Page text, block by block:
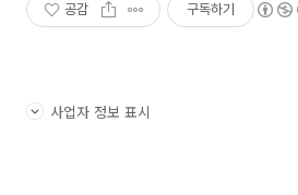
공감 구독하기
사업자 정보 표시